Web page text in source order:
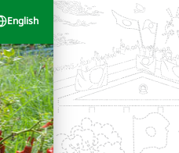
English